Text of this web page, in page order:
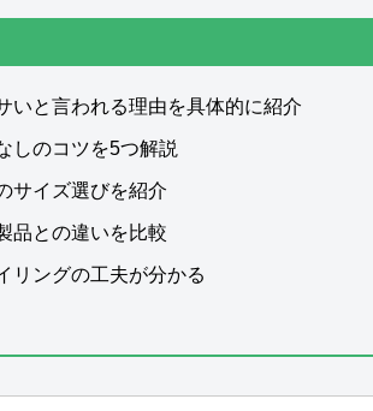
いと言われる理由を具体的に紹介
しのコツを5つ解説
サイズ選びを紹介
品との違いを比較
リングの工夫が分かる